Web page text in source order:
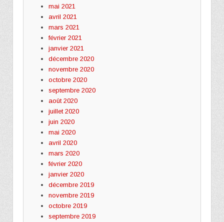
mai 2021
avril 2021
mars 2021
février 2021
janvier 2021
décembre 2020
novembre 2020
octobre 2020
septembre 2020
août 2020
juillet 2020
juin 2020
mai 2020
avril 2020
mars 2020
février 2020
janvier 2020
décembre 2019
novembre 2019
octobre 2019
septembre 2019